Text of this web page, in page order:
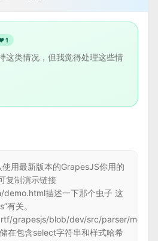
1
这类情况，但我觉得处理这些情
用最新版本的GrapesJS你用的
复制演示链接
描述一下那个虫子 这
有关。
grapesjs/blob/dev/src/parser/model/
在包含select字符串和样式哈希